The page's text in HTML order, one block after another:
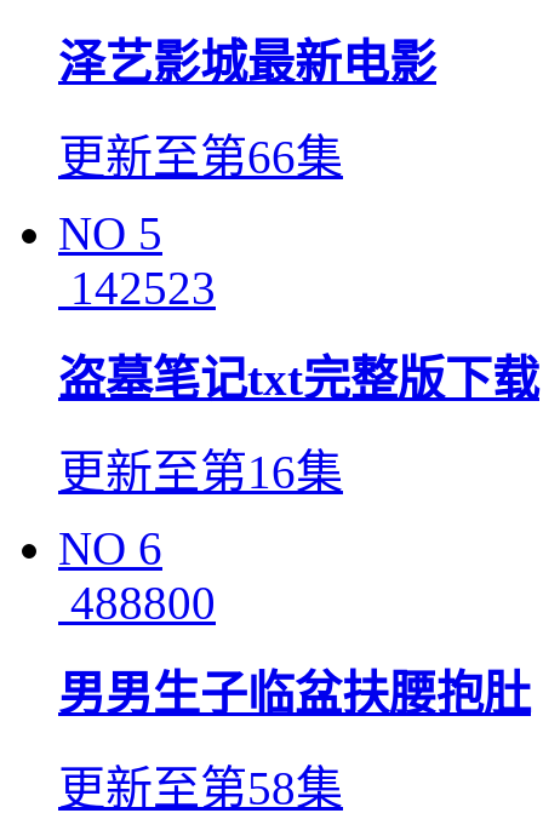
泽艺影城最新电影
更新至第66集
NO 5
142523
盗墓笔记txt完整版下载
更新至第16集
NO 6
488800
男男生子临盆扶腰抱肚
更新至第58集